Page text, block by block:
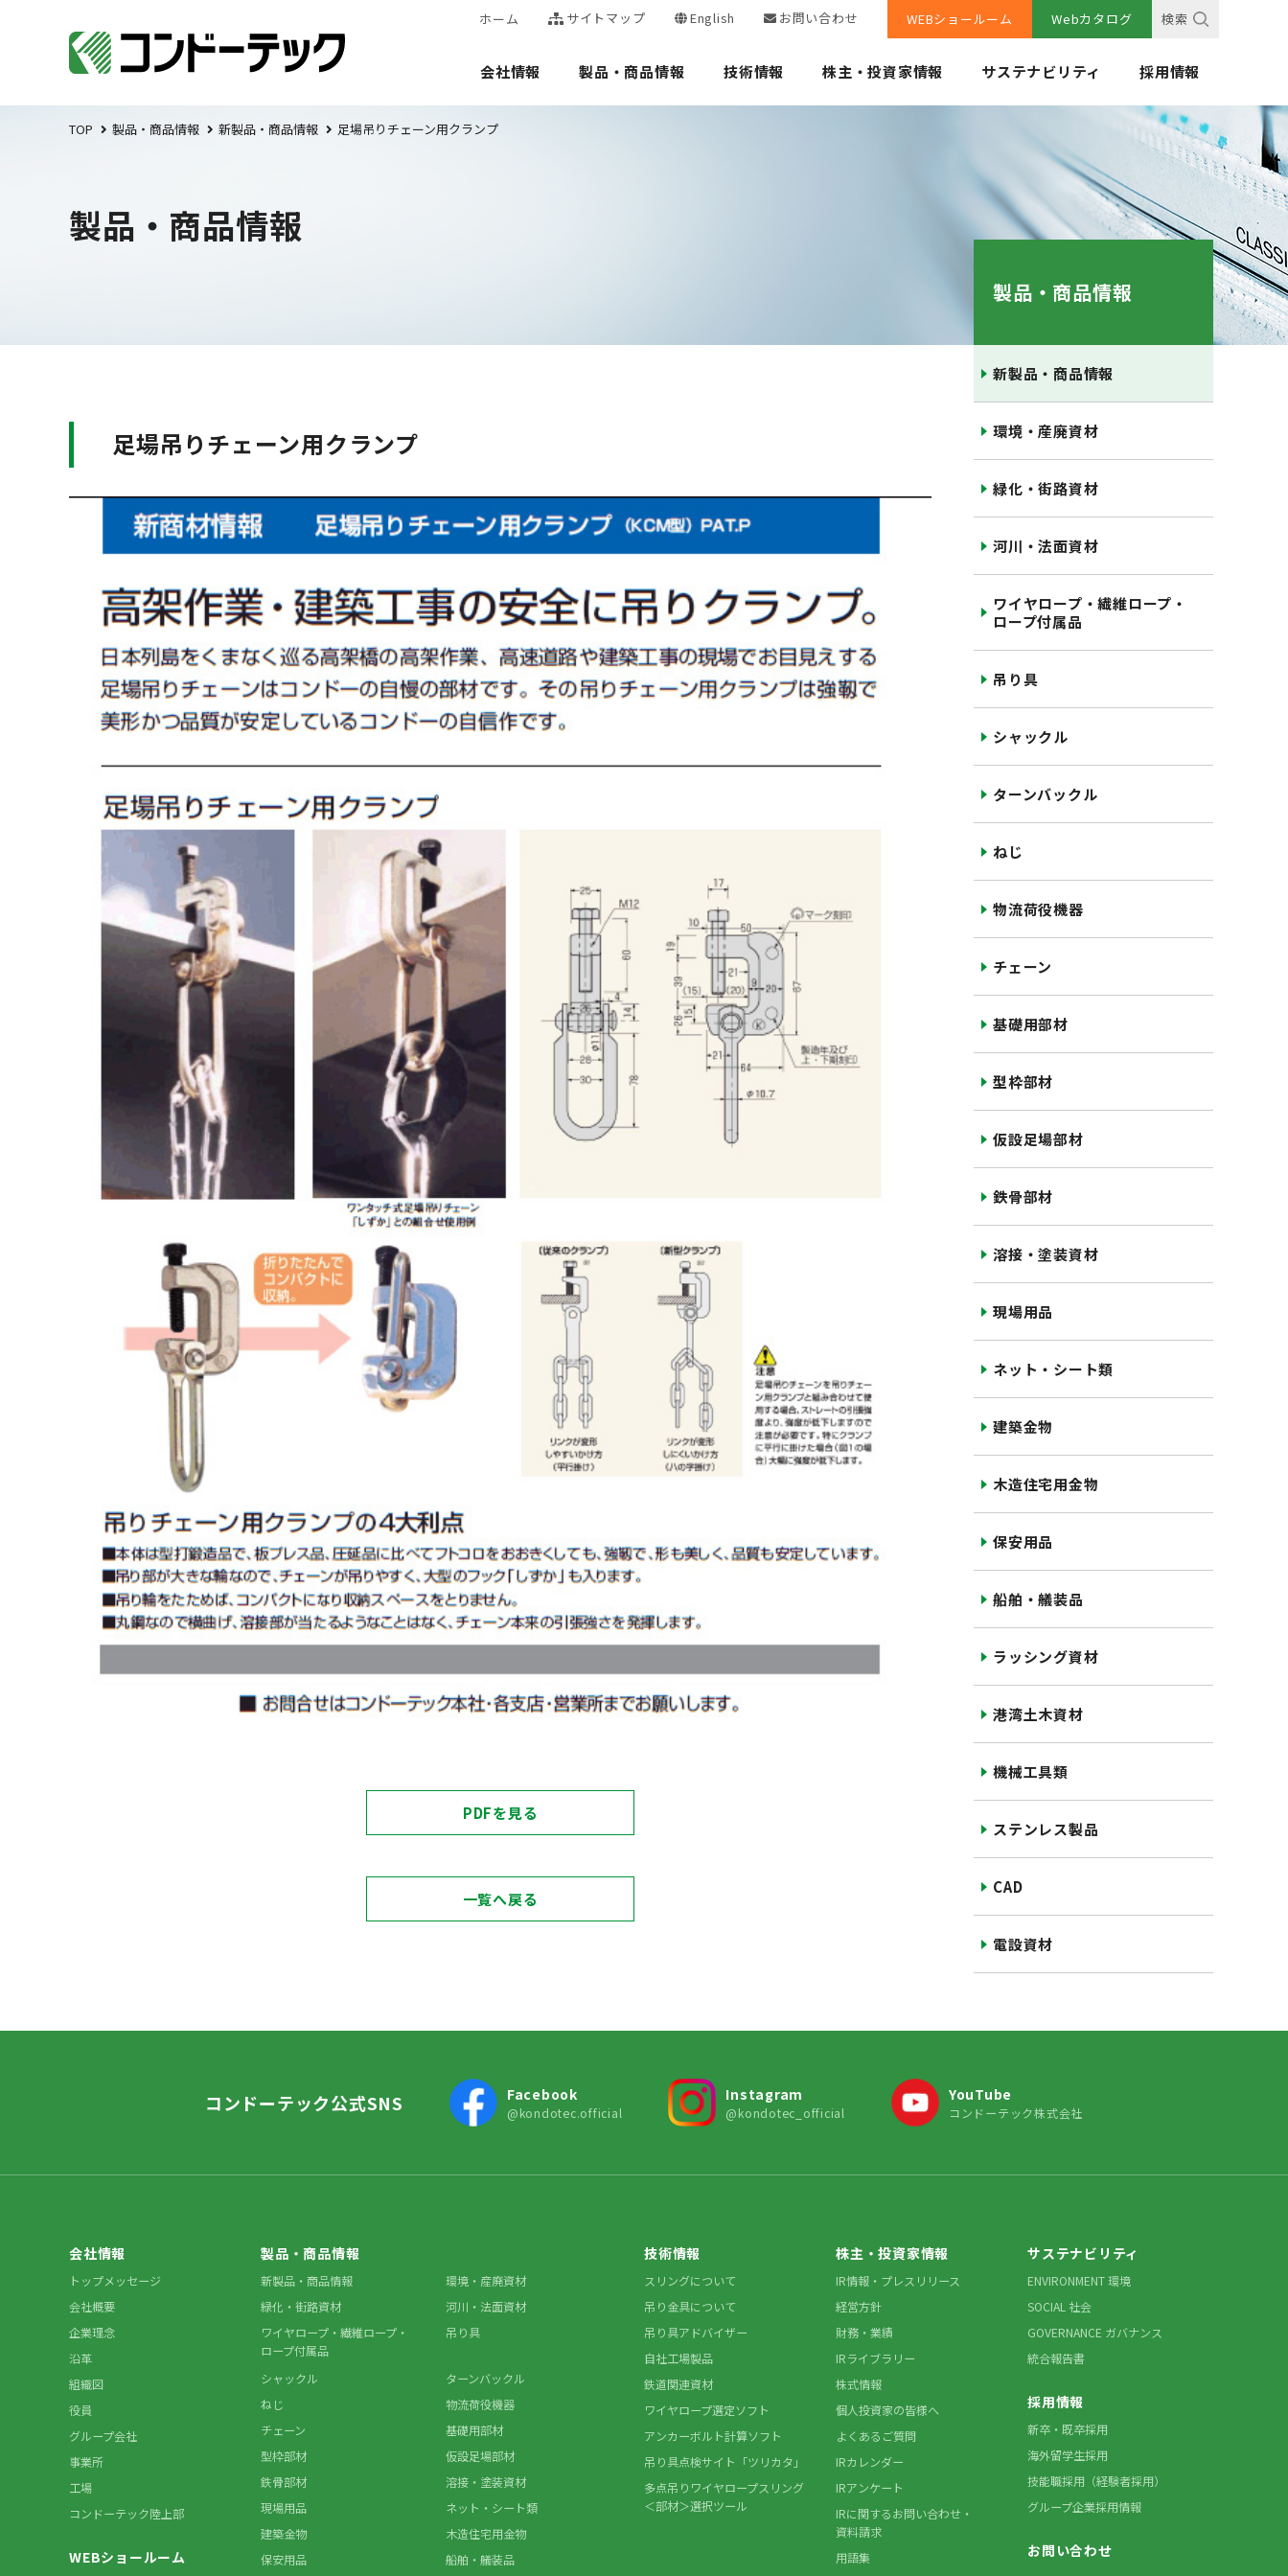
ホーム サイトマップ English お問い合わせ WEBショールーム Webカタログ 検索
会社情報 製品・商品情報 技術情報 株主・投資家情報 サステナビリティ 採用情報
TOP 製品・商品情報 新製品・商品情報 足場吊りチェーン用クランプ
製品・商品情報
足場吊りチェーン用クランプ
PDFを見る
一覧へ戻る
製品・商品情報
新製品・商品情報
環境・産廃資材
緑化・街路資材
河川・法面資材
ワイヤロープ・繊維ロープ・
ロープ付属品
吊り具
シャックル
ターンバックル
ねじ
物流荷役機器
チェーン
基礎用部材
型枠部材
仮設足場部材
鉄骨部材
溶接・塗装資材
現場用品
ネット・シート類
建築金物
木造住宅用金物
保安用品
船舶・艤装品
ラッシング資材
港湾土木資材
機械工具類
ステンレス製品
CAD
電設資材
コンドーテック公式SNS Facebook
@kondotec.official
Instagram
@kondotec_official
YouTube
コンドーテック株式会社
会社情報
トップメッセージ
会社概要
企業理念
沿革
組織図
役員
グループ会社
事業所
工場
コンドーテック陸上部
WEBショールーム
製品・商品情報
新製品・商品情報
環境・産廃資材
緑化・街路資材
河川・法面資材
ワイヤロープ・繊維ロープ・
ロープ付属品
吊り具
シャックル
ターンバックル
ねじ
物流荷役機器
チェーン
基礎用部材
型枠部材
仮設足場部材
鉄骨部材
溶接・塗装資材
現場用品
ネット・シート類
建築金物
木造住宅用金物
保安用品
船舶・艤装品
技術情報
スリングについて
吊り金具について
吊り具アドバイザー
自社工場製品
鉄道関連資材
ワイヤロープ選定ソフト
アンカーボルト計算ソフト
吊り具点検サイト「ツリカタ」
多点吊りワイヤロープスリング
＜部材＞選択ツール
株主・投資家情報
IR情報・プレスリリース
経営方針
財務・業績
IRライブラリー
株式情報
個人投資家の皆様へ
よくあるご質問
IRカレンダー
IRアンケート
IRに関するお問い合わせ・
資料請求
用語集
サステナビリティ
ENVIRONMENT 環境
SOCIAL 社会
GOVERNANCE ガバナンス
統合報告書
採用情報
新卒・既卒採用
海外留学生採用
技能職採用（経験者採用）
グループ企業採用情報
お問い合わせ